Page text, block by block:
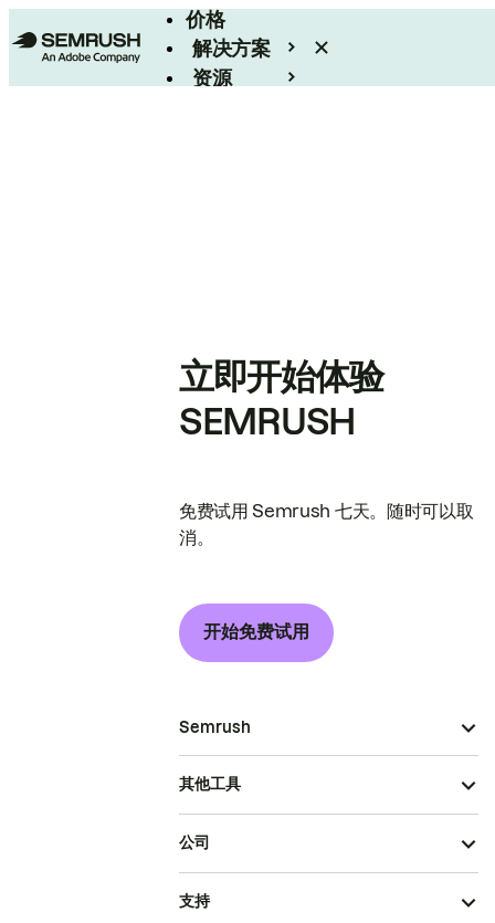
价格
解决方案
资源
立即开始体验
SEMRUSH
免费试用 Semrush 七天。随时可以取
消。
开始免费试用
Semrush
其他工具
公司
支持